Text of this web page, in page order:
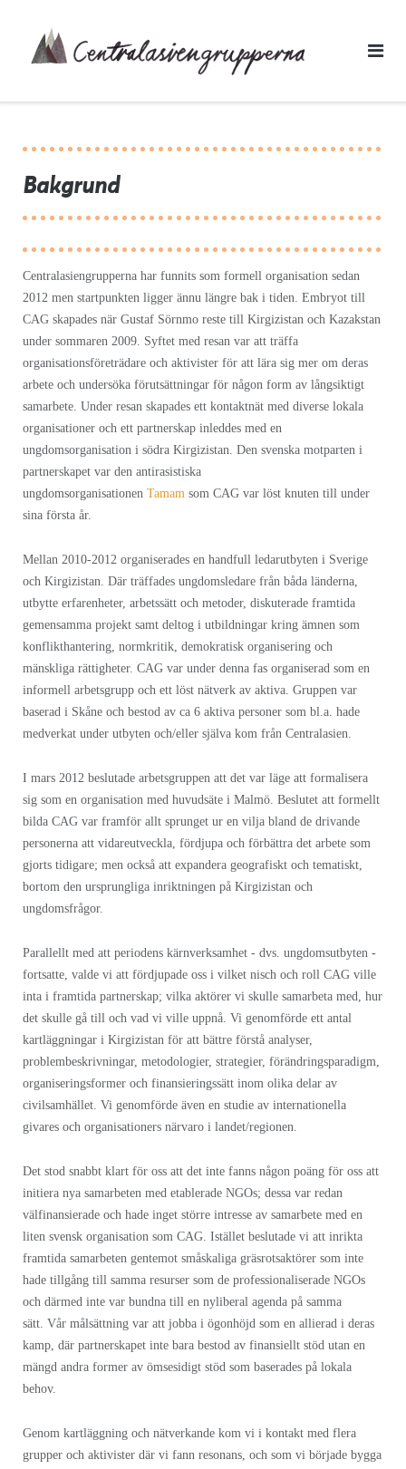
content
Bakgrund
Centralasiengrupperna har funnits som formell organisation sedan
2012 men startpunkten ligger ännu längre bak i tiden. Embryot till
CAG skapades när Gustaf Sörnmo reste till Kirgizistan och Kazakstan
under sommaren 2009. Syftet med resan var att träffa
organisationsföreträdare och aktivister för att lära sig mer om deras
arbete och undersöka förutsättningar för någon form av långsiktigt
samarbete. Under resan skapades ett kontaktnät med diverse lokala
organisationer och ett partnerskap inleddes med en
ungdomsorganisation i södra Kirgizistan. Den svenska motparten i
partnerskapet var den antirasistiska
ungdomsorganisationen Tamamsom CAG var löst knuten till under
sina första år.
Mellan 2010-2012 organiserades en handfull ledarutbyten i Sverige
och Kirgizistan. Där träffades ungdomsledare från båda länderna,
utbytte erfarenheter, arbetssätt och metoder, diskuterade framtida
gemensamma projekt samt deltog i utbildningar kring ämnen som
konflikthantering, normkritik, demokratisk organisering och
mänskliga rättigheter. CAG var under denna fas organiserad som en
informell arbetsgrupp och ett löst nätverk av aktiva. Gruppen var
baserad i Skåne och bestod av ca 6 aktiva personer som bl.a. hade
medverkat under utbyten och/eller själva kom från Centralasien.
I mars 2012 beslutade arbetsgruppen att det var läge att formalisera
sig som en organisation med huvudsäte i Malmö. Beslutet att formellt
bilda CAG var framför allt sprunget ur en vilja bland de drivande
personerna att vidareutveckla, fördjupa och förbättra det arbete som
gjorts tidigare; men också att expandera geografiskt och tematiskt,
bortom den ursprungliga inriktningen på Kirgizistan och
ungdomsfrågor.
Parallellt med att periodens kärnverksamhet - dvs. ungdomsutbyten -
fortsatte, valde vi att fördjupade oss i vilket nisch och roll CAG ville
inta i framtida partnerskap; vilka aktörer vi skulle samarbeta med, hur
det skulle gå till och vad vi ville uppnå. Vi genomförde ett antal
kartläggningar i Kirgizistan för att bättre förstå analyser,
problembeskrivningar, metodologier, strategier, förändringsparadigm,
organiseringsformer och finansieringssätt inom olika delar av
civilsamhället. Vi genomförde även en studie av internationella
givares och organisationers närvaro i landet/regionen.
Det stod snabbt klart för oss att det inte fanns någon poäng för oss att
initiera nya samarbeten med etablerade NGOs; dessa var redan
välfinansierade och hade inget större intresse av samarbete med en
liten svensk organisation som CAG. Istället beslutade vi att inrikta
framtida samarbeten gentemot småskaliga gräsrotsaktörer som inte
hade tillgång till samma resurser som de professionaliserade NGOs
och därmed inte var bundna till en nyliberal agenda på samma
sätt. Vår målsättning var att jobba i ögonhöjd som en allierad i deras
kamp, där partnerskapet inte bara bestod av finansiellt stöd utan en
mängd andra former av ömsesidigt stöd som baserades på lokala
behov.
Genom kartläggning och nätverkande kom vi i kontakt med flera
grupper och aktivister där vi fann resonans, och som vi började bygga